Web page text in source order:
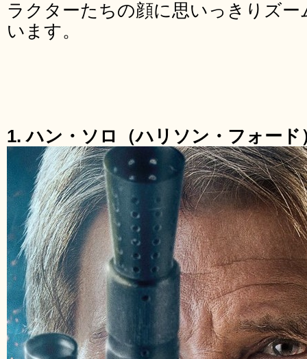
ラクターたちの顔に思いっきりズ
います。
1. ハン・ソロ（ハリソン・フォード